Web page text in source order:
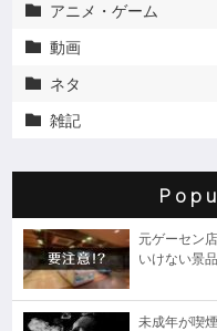
 アニメ・ゲーム
 動画
 ネタ
 雑記
元ゲーセン
いけない景
未成年が喫